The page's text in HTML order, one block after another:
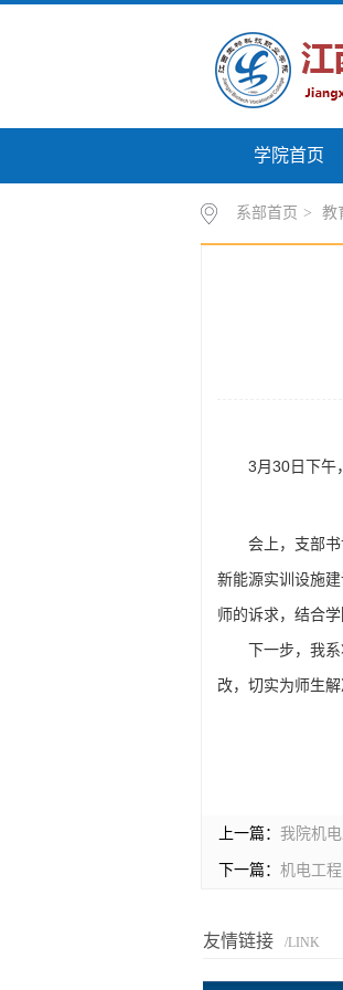
学院首页
系部首页 > 教
3月30日下午
会上，支部
新能源实训设施
师的诉求，结合
下一步，我
改，切实为师生
上一篇： 我院机
下一篇： 机电工
友情链接 /LINK